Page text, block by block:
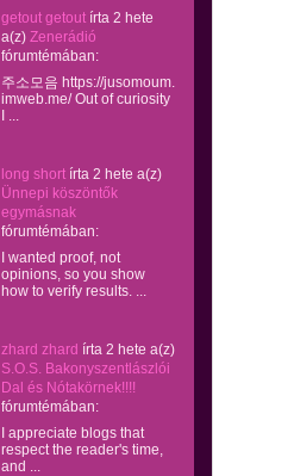
getout getout írta 2 hete
a(z) Zenerádió
fórumtémában:
주소모음 https://jusomoum.
imweb.me/ Out of curiosity
I ...
long short írta 2 hete a(z)
Ünnepi köszöntők
egymásnak
fórumtémában:
I wanted proof, not
opinions, so you show
how to verify results. ...
zhard zhard írta 2 hete a(z)
S.O.S. Bakonyszentlászlói
Dal és Nótakörnek!!!!
fórumtémában:
I appreciate blogs that
respect the reader's time,
and ...